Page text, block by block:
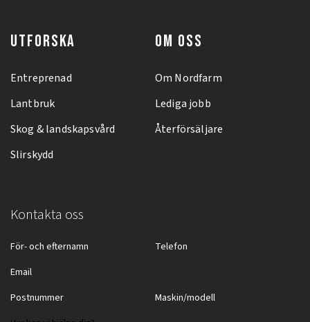
UTFORSKA
Entreprenad
Lantbruk
Skog & landskapsvård
Slirskydd
OM OSS
Om Nordfarm
Lediga jobb
Återförsäljare
Kontakta oss